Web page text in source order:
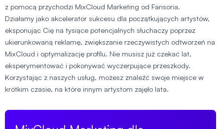
z pomocą przychodzi MixCloud Marketing od Fansoria.
Działamy jako akcelerator sukcesu dla początkujących artystów,
eksponując Cię na tysiące potencjalnych słuchaczy poprzez
ukierunkowaną reklamę, zwiększanie rzeczywistych odtworzeń na
MixCloud i optymalizację profilu. Nie musisz już czekać lat,
eksperymentować i pokonywać wyczerpujące przeszkody.
Korzystając z naszych usług, możesz znaleźć swoje miejsce w
krótkim czasie, na które innym artystom zajęło lata.